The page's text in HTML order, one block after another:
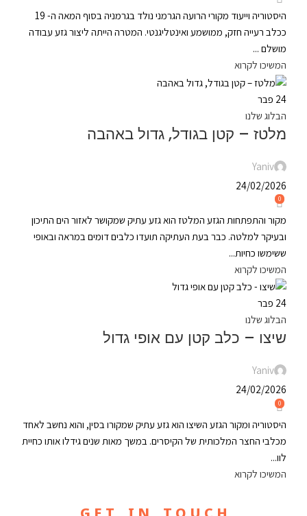
היסטוריה וייעוד מקורי הרועה הגרמני נולד בגרמניה בסוף המאה ה- 19
ככלב רעייה חזק, ממושמע ואינטליגנטי. המטרה הייתה ליצור גזע עבודה
מושלם ...
המשיכו לקרוא
24 פבר
הבלוג שלנו
מלטז – קטן בגודל, גדול באהבה
Yaniv
24/02/2026
0
מקור והתפתחות הגזע המלטז הוא גזע עתיק שמקושר לאזור הים התיכון
ובעיקר למלטה. כבר בעת העתיקה תועדו כלבים דומים במראה ובאופי
ששימשו כחיות...
המשיכו לקרוא
24 פבר
הבלוג שלנו
שיצו – כלב קטן עם אופי גדול
Yaniv
24/02/2026
0
היסטוריה ומקור הגזע השיצו הוא גזע עתיק שמקורו בסין, והוא נחשב לאחד
מכלבי החצר המלכותית של הקיסרים. במשך מאות שנים גידלו אותו כחיית
לוו...
המשיכו לקרוא